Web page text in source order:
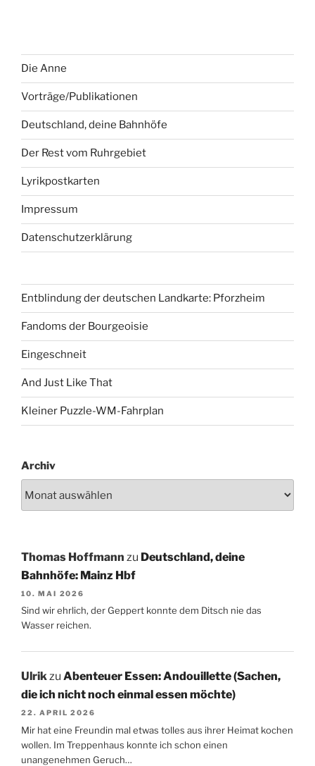
Die Anne
Vorträge/Publikationen
Deutschland, deine Bahnhöfe
Der Rest vom Ruhrgebiet
Lyrikpostkarten
Impressum
Datenschutzerklärung
Entblindung der deutschen Landkarte: Pforzheim
Fandoms der Bourgeoisie
Eingeschneit
And Just Like That
Kleiner Puzzle-WM-Fahrplan
Archiv
Thomas Hoffmann zu Deutschland, deine
Bahnhöfe: Mainz Hbf
10. MAI 2026
Sind wir ehrlich, der Geppert konnte dem Ditsch nie das
Wasser reichen.
Ulrikzu Abenteuer Essen: Andouillette (Sachen,
die ich nicht noch einmal essen möchte)
22. APRIL 2026
Mir hat eine Freundin mal etwas tolles aus ihrer Heimat kochen
wollen. Im Treppenhaus konnte ich schon einen
unangenehmen Geruch…